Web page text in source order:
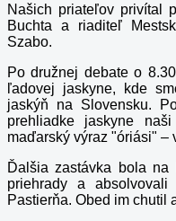
Našich priateľov privítal
Buchta a riaditeľ
Szabo.
Po družnej debate o
ľadovej jaskyne, kde
jaskýň na Slovensku.
prehliadke jaskyne
maďarský výraz "óriási" –
Ďalšia zastávka bola
priehrady a
Pastierňa. Obed im chutil